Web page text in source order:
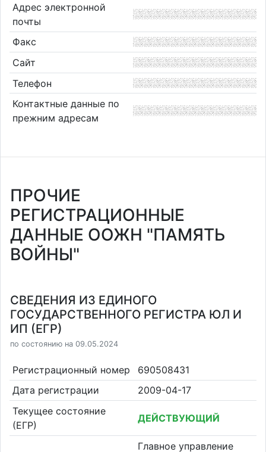
Адрес электронной
почты
Факс
Сайт
Телефон
Контактные данные по
прежним адресам
ПРОЧИЕ
РЕГИСТРАЦИОННЫЕ
ДАННЫЕ ООЖН "ПАМЯТЬ
ВОЙНЫ"
СВЕДЕНИЯ ИЗ ЕДИНОГО
ГОСУДАРСТВЕННОГО РЕГИСТРА ЮЛ И
ИП (ЕГР)
по состоянию на 09.05.2024
Регистрационный номер
690508431
Дата регистрации
2009-04-17
Текущее состояние
(ЕГР)
ДЕЙСТВУЮЩИЙ
Главное управление